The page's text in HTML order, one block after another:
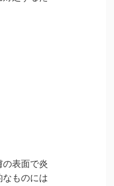
表面で炎
ものには